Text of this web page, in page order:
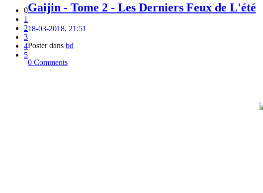
0
1
2
3
4
5
Gaijin - Tome 2 - Les Derniers Feux de L'été
18-03-2018, 21:51
Poster dans bd
0 Comments